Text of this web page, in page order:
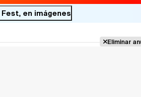
en imágenes
Eliminar